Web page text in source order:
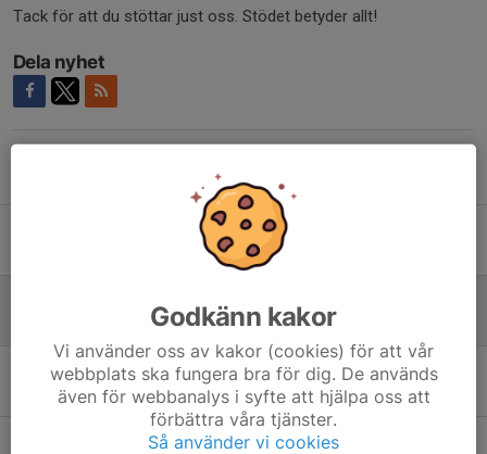
Tack för att du stöttar just oss. Stödet betyder allt!
Dela nyhet
Torskabotten Runt - anmälan är öppen
27 apr, 14:56
Tollereds IF säljer Newbody under april månad.
7 apr, 16:02
Dags för Torskabotten Runt 2025
Godkänn kakor
Vi använder oss av kakor (cookies) för att vår
webbplats ska fungera bra för dig. De används
även för webbanalys i syfte att hjälpa oss att
förbättra våra tjänster.
Så använder vi cookies